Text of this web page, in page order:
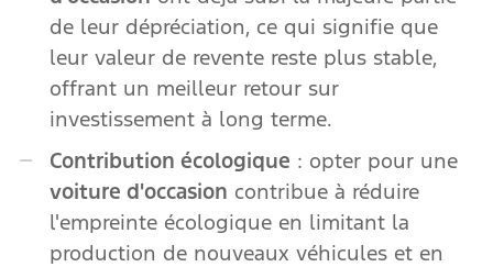
de leur dépréciation, ce qui signifie que
leur valeur de revente reste plus stable,
offrant un meilleur retour sur
investissement à long terme.
Contribution écologique : opter pour une
voiture d'occasion contribue à réduire
l'empreinte écologique en limitant la
production de nouveaux véhicules et en